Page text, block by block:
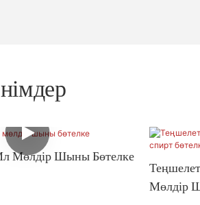
Мөлдір Шыны Бөтелке
Мөлдір